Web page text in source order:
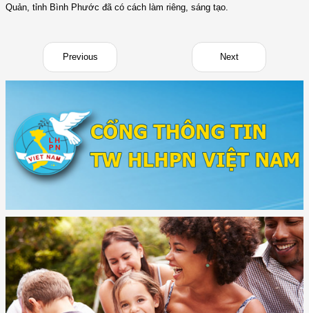
Quản, tỉnh Bình Phước đã có cách làm riêng, sáng tạo.
Previous Next